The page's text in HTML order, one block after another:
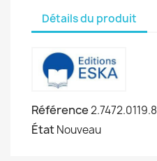
Détails du produit
Référence2.7472.0119.8
ÉtatNouveau